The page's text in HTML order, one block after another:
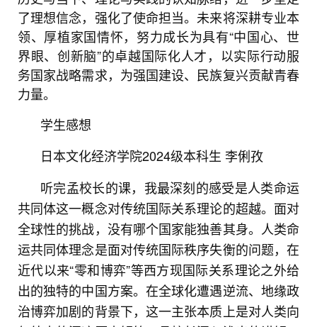
了理想信念，强化了使命担当。未来将深耕专业本
领、厚植家国情怀，努力成长为具有“中国心、世
界眼、创新脑”的卓越国际化人才，以实际行动服
务国家战略需求，为强国建设、民族复兴贡献青春
力量。
学生感想
日本文化经济学院2024级本科生 李俐孜
听完孟校长的课，我最深刻的感受是人类命运
共同体这一概念对传统国际关系理论的超越。面对
全球性的挑战，没有哪个国家能独善其身。人类命
运共同体理念是面对传统国际秩序失衡的问题，在
近代以来“零和博弈”等西方现国际关系理论之外给
出的独特的中国方案。在全球化遭遇逆流、地缘政
治博弈加剧的背景下，这一主张本质上是对人类向